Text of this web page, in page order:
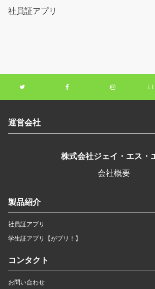
社員証アプリ
運営会社
株式会社ジェイ・エス・
会社概要
製品紹介
社員証アプリ
学生証アプリ【がプリ！】
コンタクト
お問い合わせ